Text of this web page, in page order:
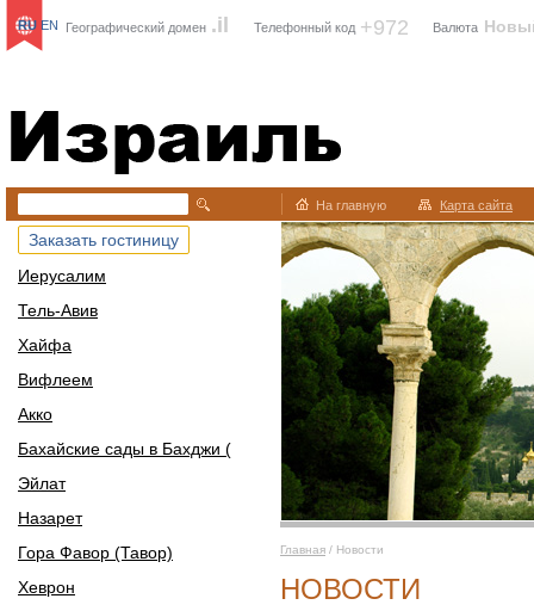
Израиль
Географический домен .il Телефонный код +972 Валюта
RU EN
На главную Карта сайта
Заказать гостиницу
Иерусалим
Тель-Авив
Хайфа
Вифлеем
Акко
Бахайские сады в Бахджи (
Эйлат
Назарет
Гора Фавор (Тавор)
Хеврон
Главная / Новости
НОВОСТИ